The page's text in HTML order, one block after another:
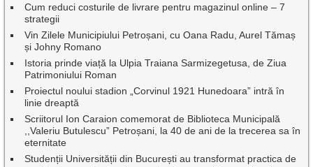
Cum reduci costurile de livrare pentru magazinul online – 7
strategii
Vin Zilele Municipiului Petroșani, cu Oana Radu, Aurel Tămaș
și Johny Romano
Istoria prinde viață la Ulpia Traiana Sarmizegetusa, de Ziua
Patrimoniului Roman
Proiectul noului stadion „Corvinul 1921 Hunedoara” intră în
linie dreaptă
Scriitorul Ion Caraion comemorat de Biblioteca Municipală
,,Valeriu Butulescu” Petroșani, la 40 de ani de la trecerea sa în
eternitate
Studenții Universității din București au transformat practica de